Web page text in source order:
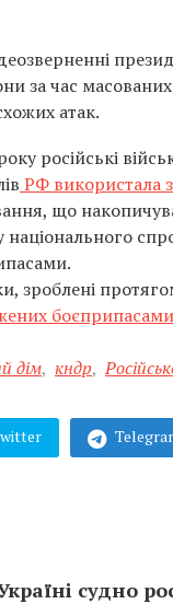
за час
атак.
російські
РФ використала
що
національного
зроблені
боєприпасами
дім, кндр,
судно